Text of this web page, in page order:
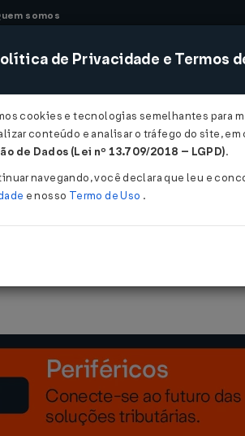
somos
CONSULTORIA SISTEMAS
como Tributo Complementar
pelo Brasil é
e Safe Harbour pela
de Privacidade e Termos
cookies e tecnologias semelhantes para
conteúdo e analisar o tráfego do site, em
de Dados (Lei nº 13.709/2018 – LGPD).
navegando, você declara que leu e
e nosso Termo de Uso .